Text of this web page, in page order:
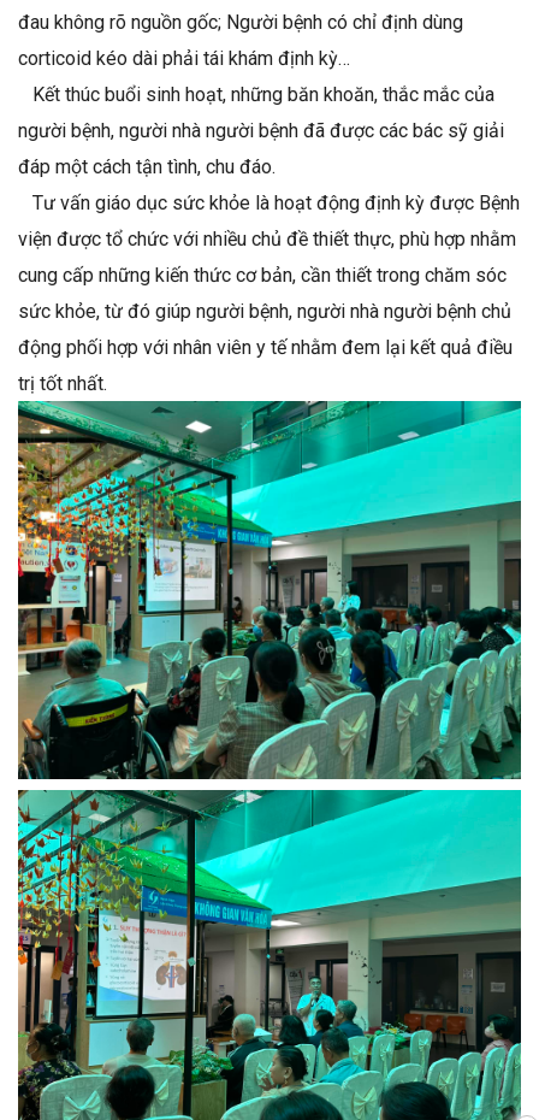
đau không rõ nguồn gốc; Người bệnh có chỉ định dùng
corticoid kéo dài phải tái khám định kỳ…
​ Kết thúc buổi sinh hoạt, những băn khoăn, thắc mắc của
người bệnh, người nhà người bệnh đã được các bác sỹ giải
đáp một cách tận tình, chu đáo.
Tư vấn giáo dục sức khỏe là hoạt động định kỳ được Bệnh
viện được tổ chức với nhiều chủ đề thiết thực, phù hợp nhằm
cung cấp những kiến thức cơ bản, cần thiết trong chăm sóc
sức khỏe, từ đó giúp người bệnh, người nhà người bệnh chủ
động phối hợp với nhân viên y tế nhằm đem lại kết quả điều
trị tốt nhất.